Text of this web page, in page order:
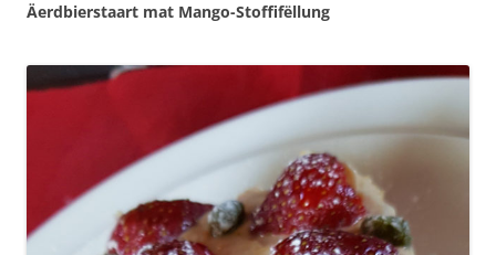
Äerdbierstaart mat Mango-Stoffifëllung